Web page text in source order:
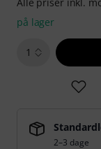
på lager
1
2–3 dage